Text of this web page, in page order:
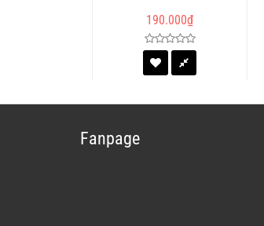
190.000₫
Fanpage